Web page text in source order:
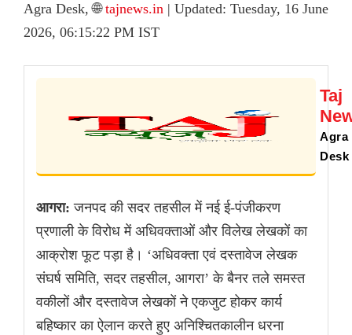
Agra Desk, 🌐tajnews.in | Updated: Tuesday, 16 June
2026, 06:15:22 PM IST
Taj
Agra
Desk
आगरा: जनपद की सदर तहसील में नई ई-पंजीकरण
प्रणाली के विरोध में अधिवक्ताओं और विलेख लेखकों का
आक्रोश फूट पड़ा है। ‘अधिवक्ता एवं दस्तावेज लेखक
संघर्ष समिति, सदर तहसील, आगरा’ के बैनर तले समस्त
वकीलों और दस्तावेज लेखकों ने एकजुट होकर कार्य
बहिष्कार का ऐलान करते हुए अनिश्चितकालीन धरना